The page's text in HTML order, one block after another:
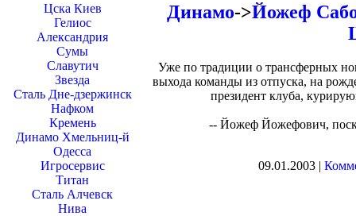
Цска Киев
Гелиос
Александрия
Сумы
Славутич
Звезда
Сталь Дне-дзержинск
Нафком
Кремень
Динамо Хмельниц-й
Одесса
Игросервис
Титан
Сталь Алчевск
Нива
Динамо->Йожеф
Уже по традиции о трансферных
выхода команды из отпуска, на
президент клуба,
-- Йожеф Йожефович,
09.01.2003 |